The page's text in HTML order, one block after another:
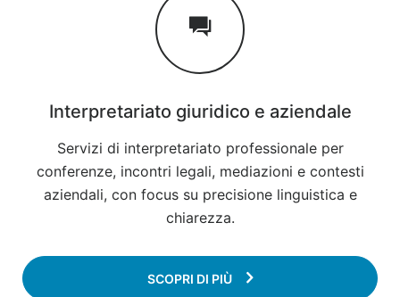
Interpretariato giuridico e aziendale
Servizi di interpretariato professionale per
conferenze, incontri legali, mediazioni e contesti
aziendali, con focus su precisione linguistica e
chiarezza.
SCOPRI DI PIÙ